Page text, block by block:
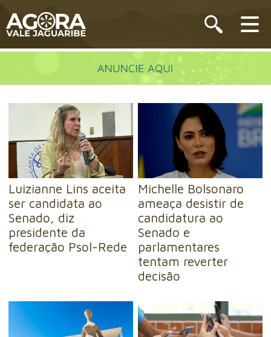
Luizianne Lins aceita
ser candidata ao
Senado, diz
presidente da
federação Psol-Rede
Michelle Bolsonaro
ameaça desistir de
candidatura ao
Senado e
parlamentares
tentam reverter
decisão